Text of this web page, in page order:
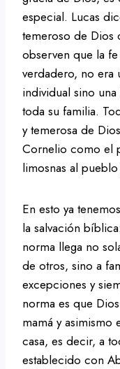
especial. Lucas
temeroso de Dios
observen que la
verdadero, no era
individual sino
toda su familia.
y temerosa de
Cornelio como el
limosnas al
En esto ya
la salvación
norma llega no
de otros, sino a
excepciones y
norma es que
mamá y asimismo
casa, es decir, a
establecido con